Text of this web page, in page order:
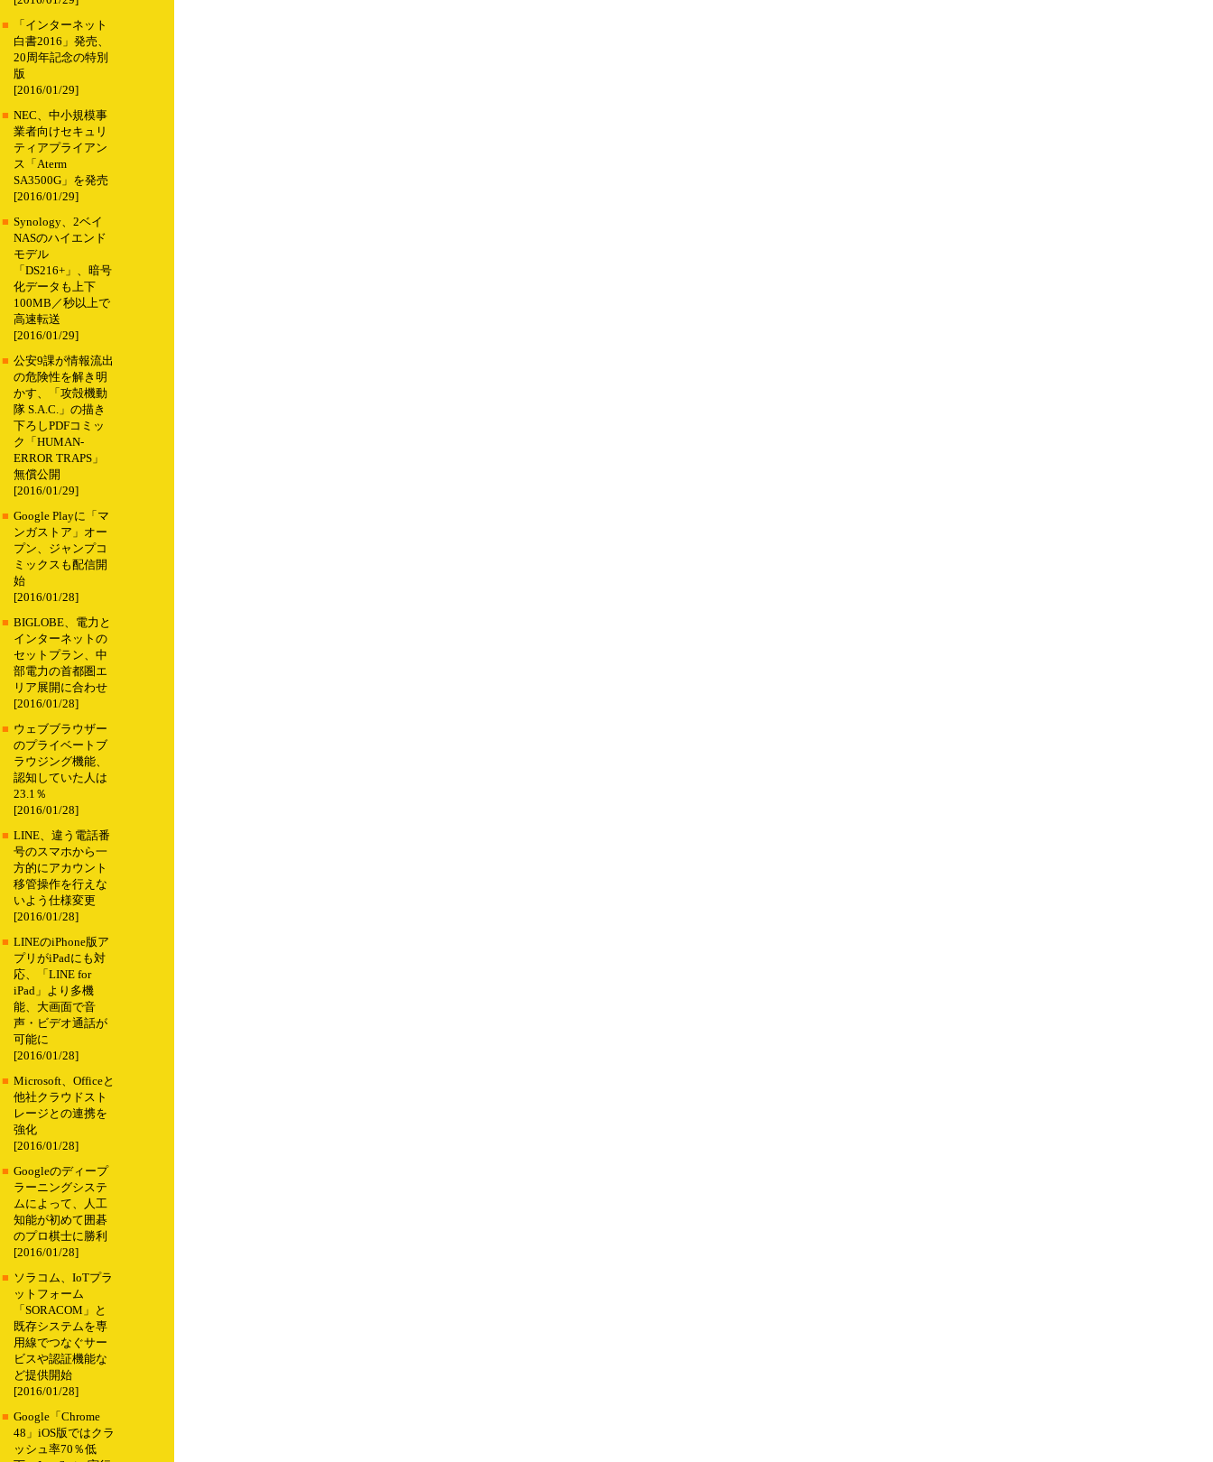
■
「インターネット
白書2016」発売、
20周年記念の特別
版
[2016/01/29]
■ NEC、中小規模事
業者向けセキュリ
ティアプライアン
ス「Aterm
SA3500G」を発売
[2016/01/29]
■ Synology、2ベイ
NASのハイエンド
モデル
「DS216+」、暗号
化データも上下
100MB／秒以上で
高速転送
[2016/01/29]
■ 公安9課が情報流出
の危険性を解き明
かす、「攻殻機動
隊 S.A.C.」の描き
下ろしPDFコミッ
ク「HUMAN-
ERROR TRAPS」
無償公開
[2016/01/29]
■ Google Playに「マ
ンガストア」オー
プン、ジャンプコ
ミックスも配信開
始
[2016/01/28]
■ BIGLOBE、電力と
インターネットの
セットプラン、中
部電力の首都圏エ
リア展開に合わせ
[2016/01/28]
■ ウェブブラウザー
のプライベートブ
ラウジング機能、
認知していた人は
23.1％
[2016/01/28]
■ LINE、違う電話番
号のスマホから一
方的にアカウント
移管操作を行えな
いよう仕様変更
[2016/01/28]
■ LINEのiPhone版ア
プリがiPadにも対
応、「LINE for
iPad」より多機
能、大画面で音
声・ビデオ通話が
可能に
[2016/01/28]
■ Microsoft、Officeと
他社クラウドスト
レージとの連携を
強化
[2016/01/28]
■ Googleのディープ
ラーニングシステ
ムによって、人工
知能が初めて囲碁
のプロ棋士に勝利
[2016/01/28]
■ ソラコム、IoTプラ
ットフォーム
「SORACOM」と
既存システムを専
用線でつなぐサー
ビスや認証機能な
ど提供開始
[2016/01/28]
■ Google「Chrome
48」iOS版ではクラ
ッシュ率70％低